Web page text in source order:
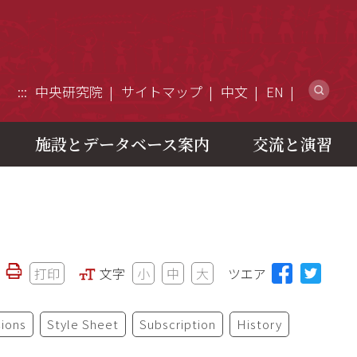
::: 中央研究院 サイトマップ 中文 EN
施設とデータベース案内 交流と演習
打印 文字 小 中 大 ツエア
Style Sheet Subscription History